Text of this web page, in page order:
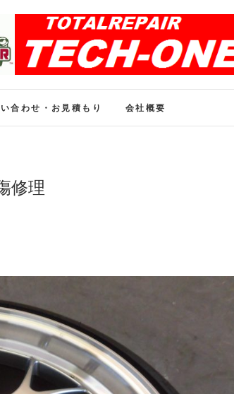
修理のトータ
合わせ・お見積もり 会社概要
修理